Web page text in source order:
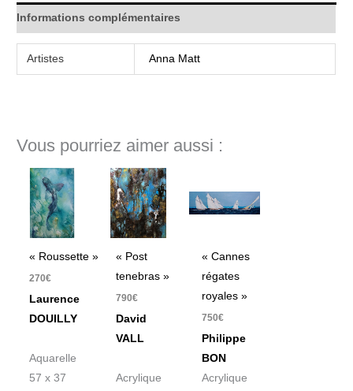
Informations complémentaires
Artistes Anna Matt
Vous pourriez aimer aussi :
« Roussette »
270€
Laurence
DOUILLY
Aquarelle
57 x 37
« Post
tenebras »
790€
David
VALL
Acrylique
« Cannes
régates
royales »
750€
Philippe
BON
Acrylique